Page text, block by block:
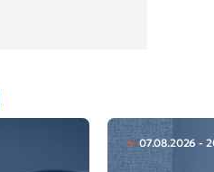
07.08.2026 -